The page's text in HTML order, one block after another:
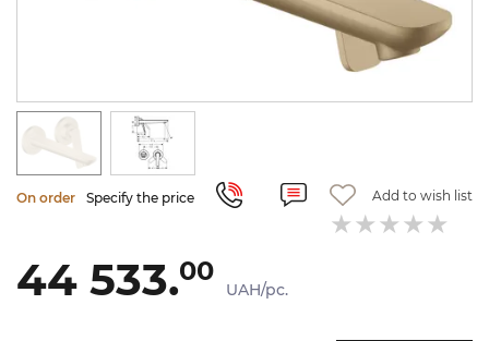
On order Specify the price Add to wish list
44 533.00
UAH/pc.